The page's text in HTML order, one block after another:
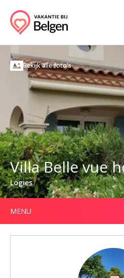
Bekijk alle foto's
Villa Belle vue
Logies
MENU